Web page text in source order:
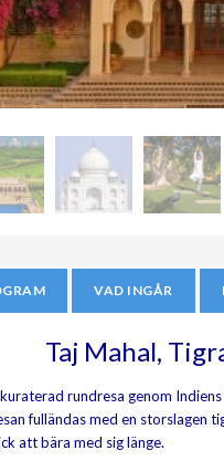
VAD INGÅR
Taj Mahal,
rundresa genom
fulländas med en storslagen
att bära med sig länge.